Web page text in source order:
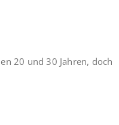
20 und 30 Jahren, doch